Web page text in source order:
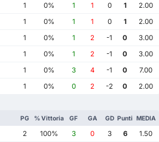
1 0% 1 1 0 1
2.00
1 0% 1 1 0 1
2.00
1 0% 1 2 -1 0
3.00
1 0% 1 2 -1 0
3.00
1 0% 3 4 -1 0
7.00
1 0% 0 2 -2 0 2.00
PG % Vittoria GF GA GD Punti MEDIA
2 100% 3 0 3 6
1.50